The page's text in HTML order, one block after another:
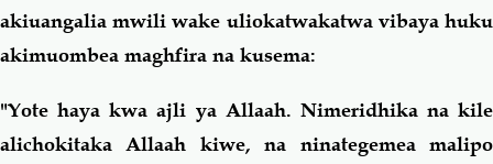
akiuangalia mwili wake uliokatwakatwa vibaya huku
akimuombea maghfira na kusema:
"Yote haya kwa ajli ya Allaah. Nimeridhika na kile
alichokitaka Allaah kiwe, na ninategemea malipo